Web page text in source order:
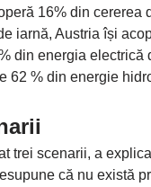
16% din cererea
iarnă, Austria își
din energia
62 % din energie
trei scenarii, a
că nu există